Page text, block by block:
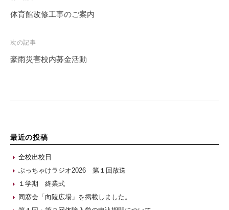
navigation
体育館改修工事のご案内
次の記事
豪雨災害校内募金活動
最近の投稿
全校出校日
ぶっちゃけラジオ2026 第１回放送
１学期 終業式
同窓会「向陵広場」を掲載しました。